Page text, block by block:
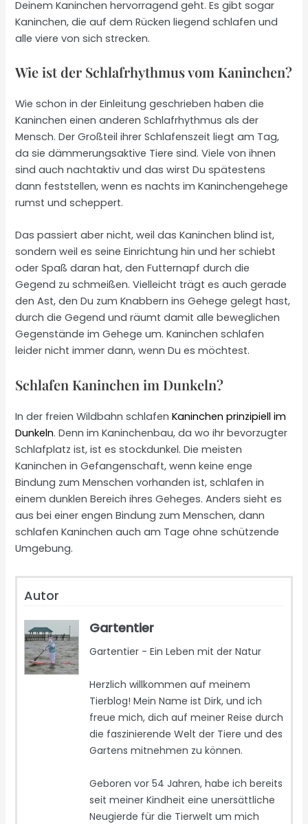
Deinem Kaninchen hervorragend geht. Es gibt sogar
Kaninchen, die auf dem Rücken liegend schlafen und
alle viere von sich strecken.
Wie ist der Schlafrhythmus vom Kaninchen?
Wie schon in der Einleitung geschrieben haben die
Kaninchen einen anderen Schlafrhythmus als der
Mensch. Der Großteil ihrer Schlafenszeit liegt am Tag,
da sie dämmerungsaktive Tiere sind. Viele von ihnen
sind auch nachtaktiv und das wirst Du spätestens
dann feststellen, wenn es nachts im Kaninchengehege
rumst und scheppert.
Das passiert aber nicht, weil das Kaninchen blind ist,
sondern weil es seine Einrichtung hin und her schiebt
oder Spaß daran hat, den Futternapf durch die
Gegend zu schmeißen. Vielleicht trägt es auch gerade
den Ast, den Du zum Knabbern ins Gehege gelegt hast,
durch die Gegend und räumt damit alle beweglichen
Gegenstände im Gehege um. Kaninchen schlafen
leider nicht immer dann, wenn Du es möchtest.
Schlafen Kaninchen im Dunkeln?
In der freien Wildbahn schlafenKaninchen prinzipiell im
Dunkeln. Denn im Kaninchenbau, da wo ihr bevorzugter
Schlafplatz ist, ist es stockdunkel. Die meisten
Kaninchen in Gefangenschaft, wenn keine enge
Bindung zum Menschen vorhanden ist, schlafen in
einem dunklen Bereich ihres Geheges. Anders sieht es
aus bei einer engen Bindung zum Menschen, dann
schlafen Kaninchen auch am Tage ohne schützende
Umgebung.
Autor
Gartentier
Gartentier - Ein Leben mit der Natur
Herzlich willkommen auf meinem
Tierblog! Mein Name ist Dirk, und ich
freue mich, dich auf meiner Reise durch
die faszinierende Welt der Tiere und des
Gartens mitnehmen zu können.
Geboren vor 54 Jahren, habe ich bereits
seit meiner Kindheit eine unersättliche
Neugierde für die Tierwelt um mich